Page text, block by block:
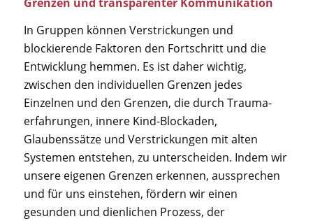
In Gruppen können Verstrickungen und
blockierende Faktoren den Fortschritt und die
Entwicklung hemmen. Es ist daher wichtig,
zwischen den individuellen Grenzen jedes
Einzelnen und den Grenzen, die durch Trauma-
erfahrungen, innere Kind-Blockaden,
Glaubenssätze und Verstrickungen mit alten
Systemen entstehen, zu unterscheiden. Indem wir
unsere eigenen Grenzen erkennen, aussprechen
und für uns einstehen, fördern wir einen
gesunden und dienlichen Prozess, der